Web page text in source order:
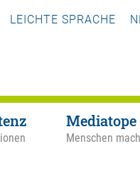
LEICHTE SPRACHE
Mediatope
Menschen